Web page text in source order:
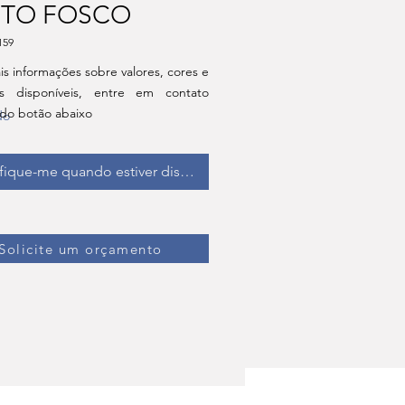
FOSCO
me quando estiver disponível
Solicite um orçamento
informações sobre valores, cores e
disponíveis, entre em contato
botão abaixo